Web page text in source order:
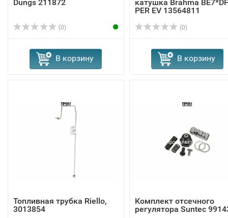
Dungs 211872
(0)
В корзину
катушка Brahma
PER EV 13564811
(0)
В корзину
Топливная трубка Riello,
3013854
Комплект отсечного
регулятора Suntec